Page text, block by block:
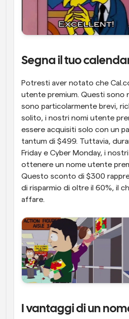
Segna il tuo
Potresti aver notato che
utente premium. Questi sono
sono particolarmente brevi,
solito, i nostri nomi utente
essere acquisiti solo con un
tantum di $499. Tuttavia,
Friday e Cyber Monday, i
ottenere un nome utente
Questo sconto di $300
di risparmio di oltre il 60%, il
affare.
I vantaggi di un